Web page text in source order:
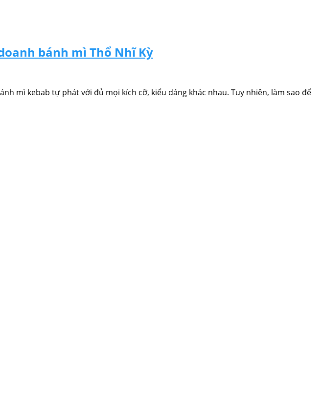
bánh mì Thổ Nhĩ Kỳ
mì kebab tự phát với đủ mọi kích cỡ, kiểu dáng khác nhau. Tuy nhiên, làm sao để